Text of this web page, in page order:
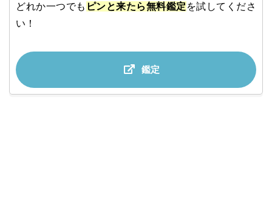
どれか一つでも ピンと来たら無料鑑定 を試してくださ
い！
鑑定